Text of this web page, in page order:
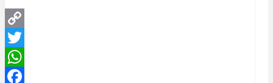
Copy
Link
Twitter
WhatsApp